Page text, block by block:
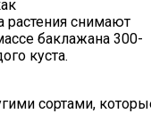
растения снимают
баклажана 300-
куста.
сортами,